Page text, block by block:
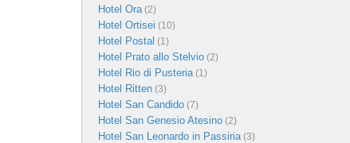
Hotel Ora(2)
Hotel Ortisei (10)
Hotel Postal (1)
Hotel Prato allo Stelvio (2)
Hotel Rio di Pusteria(1)
Hotel Ritten (3)
Hotel San Candido (7)
Hotel San Genesio Atesino (2)
Hotel San Leonardo in Passiria(3)